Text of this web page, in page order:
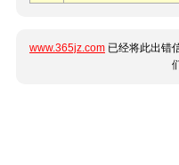
www.365jz.com 已经将此出错